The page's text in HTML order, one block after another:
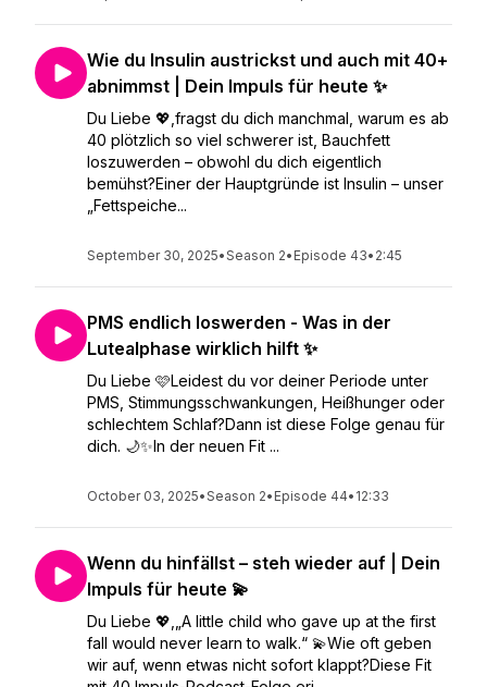
Wie du Insulin austrickst und auch mit 40+
abnimmst | Dein Impuls für heute ✨
Du Liebe 💖,fragst du dich manchmal, warum es ab
40 plötzlich so viel schwerer ist, Bauchfett
loszuwerden – obwohl du dich eigentlich
bemühst?Einer der Hauptgründe ist Insulin – unser
„Fettspeiche...
September 30, 2025•Season 2• Episode 43• 2:45
PMS endlich loswerden - Was in der
Lutealphase wirklich hilft ✨
Du Liebe 🩷Leidest du vor deiner Periode unter
PMS, Stimmungsschwankungen, Heißhunger oder
schlechtem Schlaf?Dann ist diese Folge genau für
dich. 🌙✨In der neuen Fit ...
October 03, 2025•Season 2• Episode 44• 12:33
Wenn du hinfällst – steh wieder auf | Dein
Impuls für heute 💫
Du Liebe 💖,„A little child who gave up at the first
fall would never learn to walk.“ 💫Wie oft geben
wir auf, wenn etwas nicht sofort klappt?Diese Fit